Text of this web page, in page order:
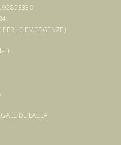
LE EMERGENZE)
DE LALLA